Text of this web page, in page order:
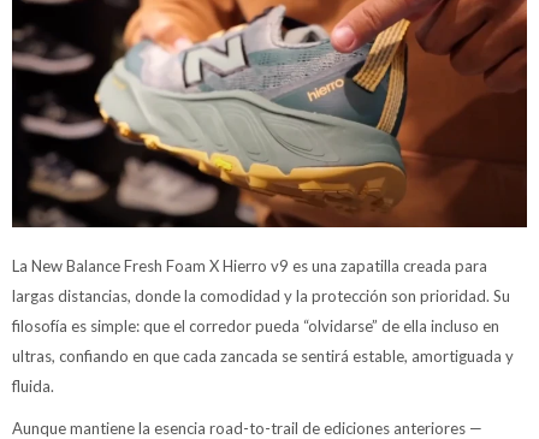
La New Balance Fresh Foam X Hierro v9 es una zapatilla creada para
largas distancias, donde la comodidad y la protección son prioridad. Su
filosofía es simple: que el corredor pueda “olvidarse” de ella incluso en
ultras, confiando en que cada zancada se sentirá estable, amortiguada y
fluida.
Aunque mantiene la esencia road-to-trail de ediciones anteriores —